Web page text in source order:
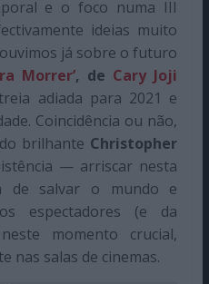
e o foco numa III
ideias muito
já sobre o futuro
Morrer’, de Cary Joji
adiada para 2021 e
Coincidência ou não,
brilhante Christopher
— arriscar nesta
de salvar o mundo e
espectadores (e da
momento crucial,
nas salas de cinemas.